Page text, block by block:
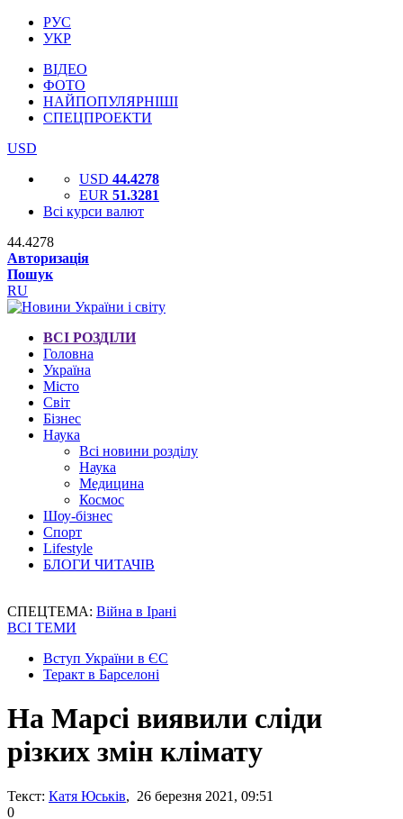
РУС
УКР
ВІДЕО
ФОТО
НАЙПОПУЛЯРНІШІ
СПЕЦПРОЕКТИ
USD
USD 44.4278
EUR 51.3281
Всі курси валют
44.4278
Авторизація
Пошук
RU
ВСІ РОЗДІЛИ
Головна
Україна
Місто
Світ
Бізнес
Наука
Всі новини розділу
Наука
Медицина
Космос
Шоу-бізнес
Спорт
Lifestyle
БЛОГИ ЧИТАЧІВ
СПЕЦТЕМА: Війна в Ірані
ВСІ ТЕМИ
Вступ України в ЄС
Теракт в Барселоні
На Марсі виявили сліди
різких змін клімату
Текст: Катя Юськів, 26 березня 2021, 09:51
0